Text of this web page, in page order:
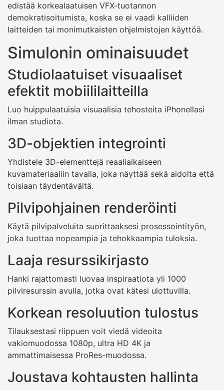
edistää korkealaatuisen VFX-tuotannon
demokratisoitumista, koska se ei vaadi kalliiden
laitteiden tai monimutkaisten ohjelmistojen käyttöä.
Simulonin ominaisuudet
Studiolaatuiset visuaaliset
efektit mobiililaitteilla
Luo huippulaatuisia visuaalisia tehosteita iPhonellasi
ilman studiota.
3D-objektien integrointi
Yhdistele 3D-elementtejä reaaliaikaiseen
kuvamateriaaliin tavalla, joka näyttää sekä aidolta että
toisiaan täydentävältä.
Pilvipohjainen renderöinti
Käytä pilvipalveluita suorittaaksesi prosessointityön,
joka tuottaa nopeampia ja tehokkaampia tuloksia.
Laaja resurssikirjasto
Hanki rajattomasti luovaa inspiraatiota yli 1000
pilviresurssin avulla, jotka ovat kätesi ulottuvilla.
Korkean resoluution tulostus
Tilauksestasi riippuen voit viedä videoita
vakiomuodossa 1080p, ultra HD 4K ja
ammattimaisessa ProRes-muodossa.
Joustava kohtausten hallinta